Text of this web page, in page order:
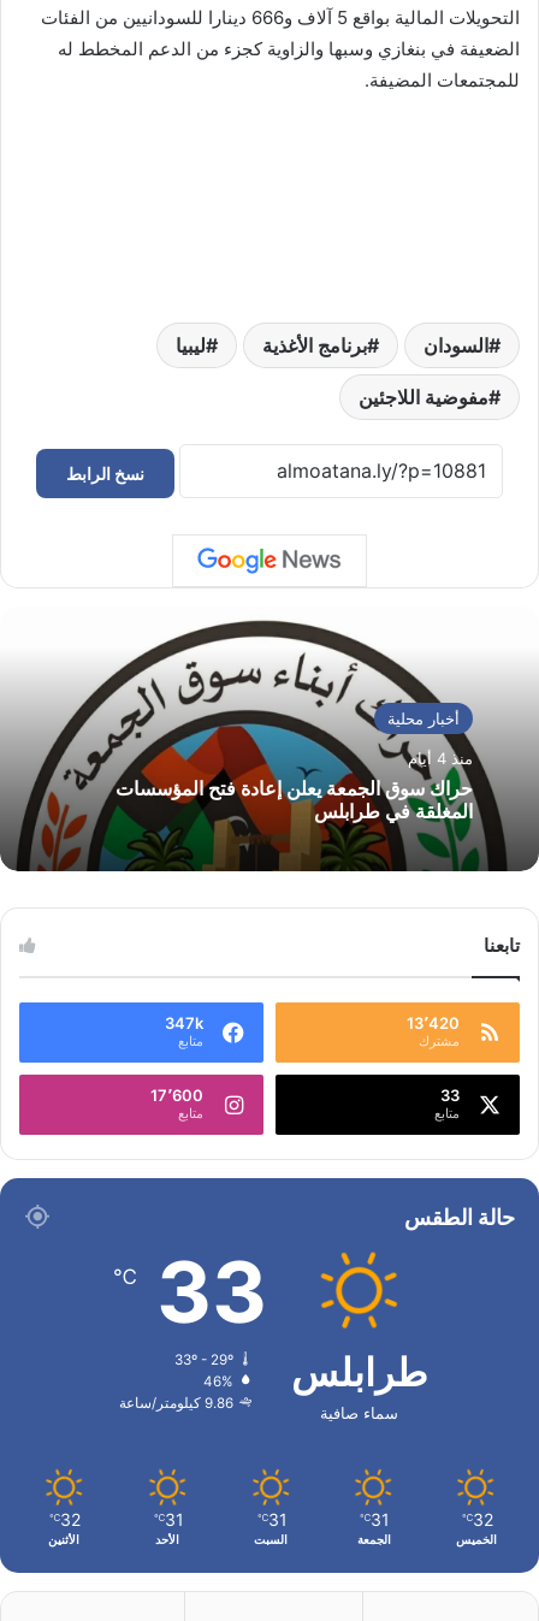
التحويلات المالية بواقع 5 آلاف و666 دينارا للسودانيين من الفئات
الضعيفة في بنغازي وسبها والزاوية كجزء من الدعم المخطط له
للمجتمعات المضيفة.
السودان برنامج الأغذية ليبيا
مفوضية اللاجئين
نسخ الرابط
أخبار محلية
منذ 4 أيام
حراك سوق الجمعة يعلن إعادة فتح المؤسسات
المغلقة في طرابلس
تابعنا
13٬420
مشترك
347k
متابع
33
متابع
17٬600
متابع
حالة الطقس
طرابلس
سماء صافية
33
℃
33º - 29º
46%
9.86 كيلومتر/ساعة
32
℃
الخميس
31
℃
الجمعة
31
℃
السبت
31
℃
الأحد
32
℃
الأثنين